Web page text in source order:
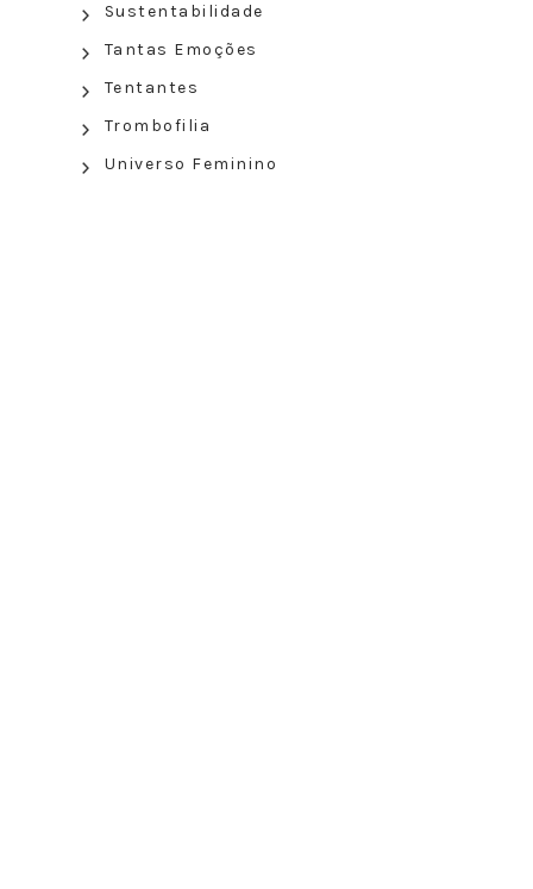
Sustentabilidade
Tantas Emoções
Tentantes
Trombofilia
Universo Feminino